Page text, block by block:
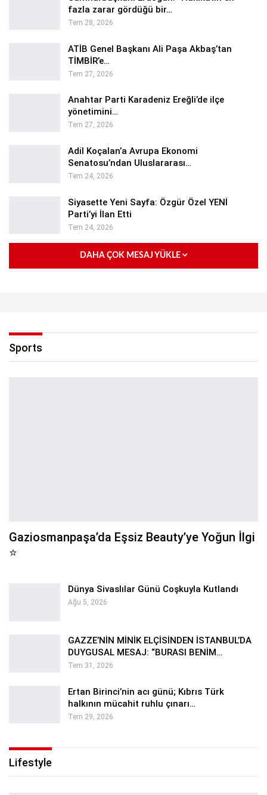
fazla zarar gördüğü bir…
Tem 28, 2026
ATİB Genel Başkanı Ali Paşa Akbaş’tan
TİMBİR’e…
Tem 27, 2026
Anahtar Parti Karadeniz Ereğli’de ilçe
yönetimini…
Tem 27, 2026
Adil Koçalan’a Avrupa Ekonomi
Senatosu’ndan Uluslararası…
Tem 24, 2026
Siyasette Yeni Sayfa: Özgür Özel YENİ
Parti’yi İlan Etti
Tem 24, 2026
DAHA ÇOK MESAJ YÜKLE
Sports
Gaziosmanpaşa’da Eşsiz Beauty’ye Yoğun İlgi
⭐
Dünya Sivaslılar Günü Coşkuyla Kutlandı
Ağu 5, 2026
GAZZE’NİN MİNİK ELÇİSİNDEN İSTANBUL’DA
DUYGUSAL MESAJ: “BURASI BENİM…
Tem 31, 2026
Ertan Birinci’nin acı günü; Kıbrıs Türk
halkının mücahit ruhlu çınarı…
Tem 29, 2026
Lifestyle